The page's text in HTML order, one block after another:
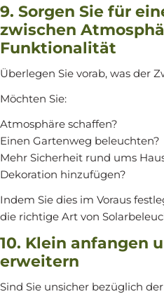
9. Sorgen Sie für
zwischen
Funktionalität
Überlegen Sie vorab, was der
Möchten Sie:
Atmosphäre schaffen?
Einen Gartenweg beleuchten?
Mehr Sicherheit rund ums
Dekoration hinzufügen?
Indem Sie dies im Voraus
die richtige Art von
10. Klein anfangen
erweitern
Sind Sie unsicher bezüglich